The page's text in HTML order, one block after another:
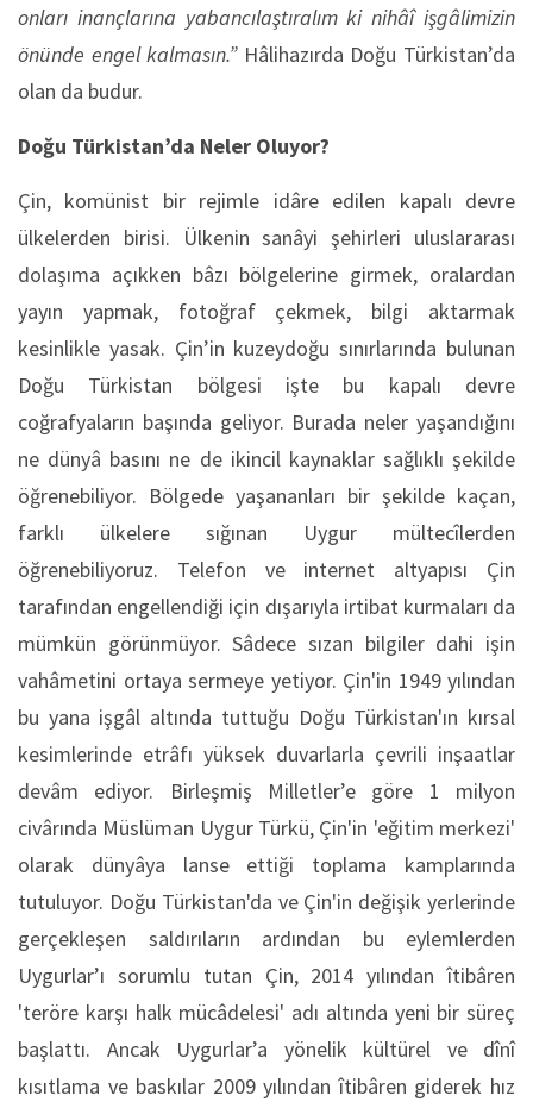
onları inançlarına yabancılaştıralım ki nihâî işgâlimizin
önünde engel kalmasın.”Hâlihazırda Doğu Türkistan’da
olan da budur.
Doğu Türkistan’da Neler Oluyor?
Çin, komünist bir rejimle idâre edilen kapalı devre
ülkelerden birisi. Ülkenin sanâyi şehirleri uluslararası
dolaşıma açıkken bâzı bölgelerine girmek, oralardan
yayın yapmak, fotoğraf çekmek, bilgi aktarmak
kesinlikle yasak. Çin’in kuzeydoğu sınırlarında bulunan
Doğu Türkistan bölgesi işte bu kapalı devre
coğrafyaların başında geliyor. Burada neler yaşandığını
ne dünyâ basını ne de ikincil kaynaklar sağlıklı şekilde
öğrenebiliyor. Bölgede yaşananları bir şekilde kaçan,
farklı ülkelere sığınan Uygur mültecîlerden
öğrenebiliyoruz. Telefon ve internet altyapısı Çin
tarafından engellendiği için dışarıyla irtibat kurmaları da
mümkün görünmüyor. Sâdece sızan bilgiler dahi işin
vahâmetini ortaya sermeye yetiyor. Çin'in 1949 yılından
bu yana işgâl altında tuttuğu Doğu Türkistan'ın kırsal
kesimlerinde etrâfı yüksek duvarlarla çevrili inşaatlar
devâm ediyor. Birleşmiş Milletler’e göre 1 milyon
civârında Müslüman Uygur Türkü, Çin'in 'eğitim merkezi'
olarak dünyâya lanse ettiği toplama kamplarında
tutuluyor. Doğu Türkistan'da ve Çin'in değişik yerlerinde
gerçekleşen saldırıların ardından bu eylemlerden
Uygurlar’ı sorumlu tutan Çin, 2014 yılından îtibâren
'teröre karşı halk mücâdelesi' adı altında yeni bir süreç
başlattı. Ancak Uygurlar’a yönelik kültürel ve dînî
kısıtlama ve baskılar 2009 yılından îtibâren giderek hız